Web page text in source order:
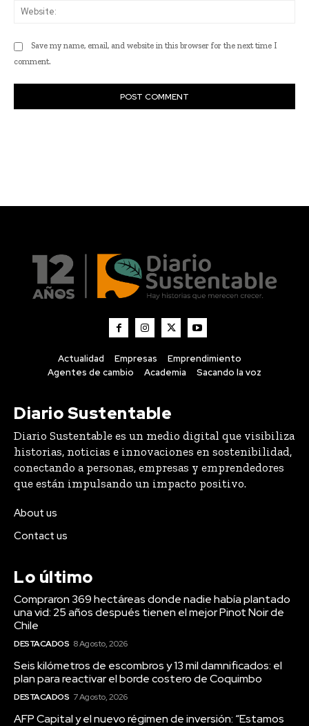
Actualidad Empresas
Emprendimiento
Agentes de cambio
Academia Sacando la voz
Diario Sustentable
Diario Sustentable es un medio digital que visibiliza
historias, noticias e innovaciones en sostenibilidad,
conectando a personas, empresas y emprendedores
que están impulsando un impacto positivo.
About us
Contact us
Lo último
Compraron 369 hectáreas donde nadie había plantado
una vid: 25 años después tienen el mejor Pinot Noir de
Chile
DESTACADOS 8 Agosto, 2026
Seis kilómetros de escombros y 13 mil damnificados: el
plan para reactivar el borde costero de Coquimbo
DESTACADOS 7 Agosto, 2026
AFP Capital y el nuevo régimen de inversión: “Estamos